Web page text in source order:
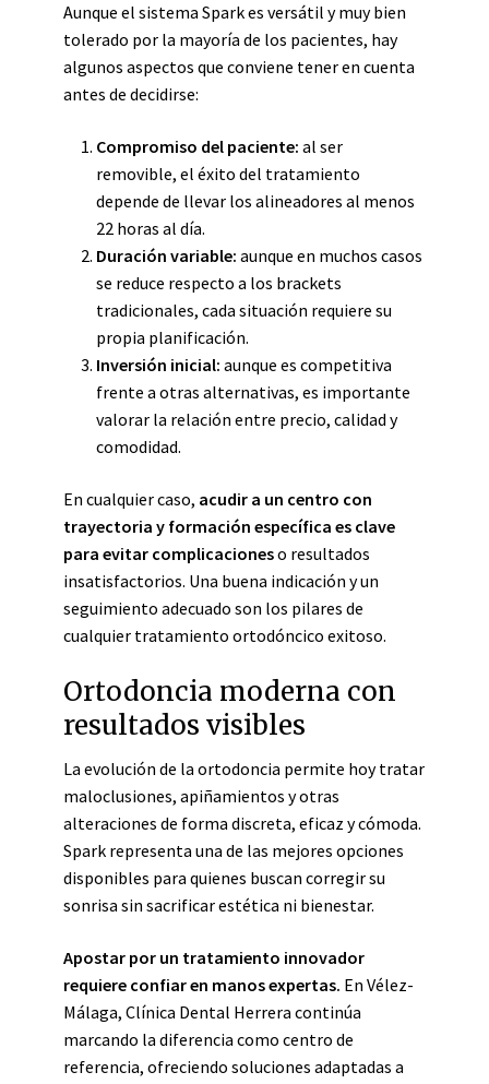
Aunque el sistema Spark es versátil y muy bien
tolerado por la mayoría de los pacientes, hay
algunos aspectos que conviene tener en cuenta
antes de decidirse:
Compromiso del paciente: al ser
removible, el éxito del tratamiento
depende de llevar los alineadores al menos
22 horas al día.
Duración variable: aunque en muchos casos
se reduce respecto a los brackets
tradicionales, cada situación requiere su
propia planificación.
Inversión inicial: aunque es competitiva
frente a otras alternativas, es importante
valorar la relación entre precio, calidad y
comodidad.
En cualquier caso, acudir a un centro con
trayectoria y formación específica es clave
para evitar complicacioneso resultados
insatisfactorios. Una buena indicación y un
seguimiento adecuado son los pilares de
cualquier tratamiento ortodóncico exitoso.
Ortodoncia moderna con
resultados visibles
La evolución de la ortodoncia permite hoy tratar
maloclusiones, apiñamientos y otras
alteraciones de forma discreta, eficaz y cómoda.
Spark representa una de las mejores opciones
disponibles para quienes buscan corregir su
sonrisa sin sacrificar estética ni bienestar.
Apostar por un tratamiento innovador
requiere confiar en manos expertas. En Vélez-
Málaga, Clínica Dental Herrera continúa
marcando la diferencia como centro de
referencia, ofreciendo soluciones adaptadas a